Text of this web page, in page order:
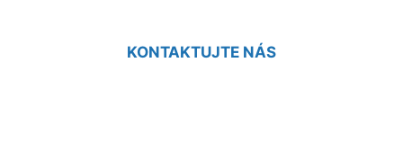
KONTAKTUJTE NÁS